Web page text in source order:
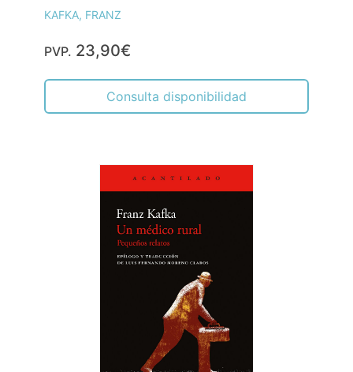
KAFKA, FRANZ
PVP. 23,90€
Consulta disponibilidad